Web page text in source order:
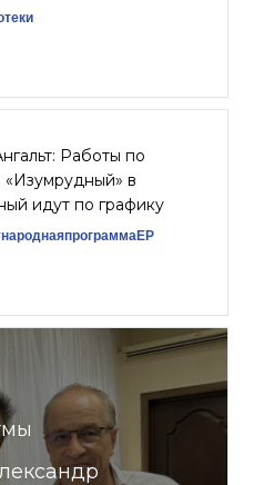
Работы по
«Изумрудный» в
идут по графику